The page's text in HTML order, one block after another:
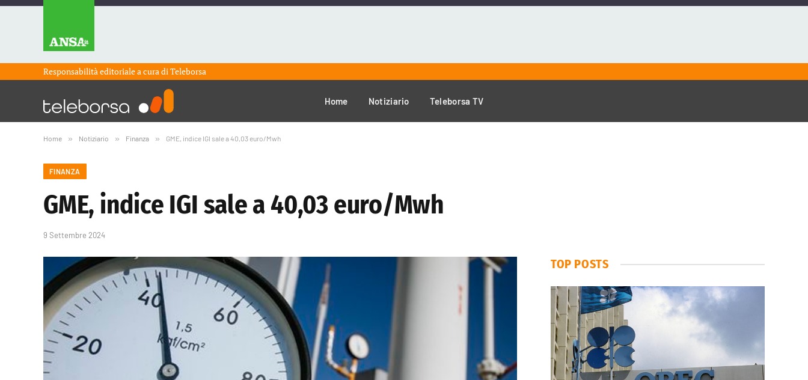
Responsabilità editoriale a cura diTeleborsa
Home Notiziario Teleborsa TV
Home » Notiziario » Finanza » GME, indice IGI sale a 40,03 euro/Mwh
FINANZA
GME, indice IGI sale a 40,03 euro/Mwh
9 Settembre 2024
TOP POSTS